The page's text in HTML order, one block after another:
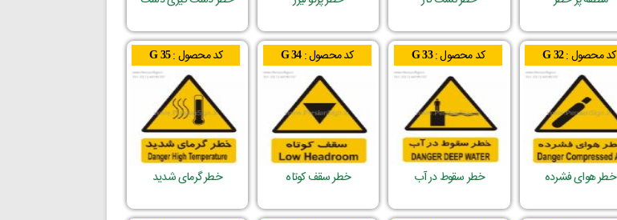
کد محصول :G 32
خطر هوای فشرده
کد محصول :G 33
خطر سقوط در آب
کد محصول :G 34
خطر سقف کوتاه
کد محصول :G 35
خطر گرمای شدید